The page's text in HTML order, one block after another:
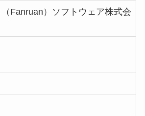
Fanruan）ソフトウェア株式会